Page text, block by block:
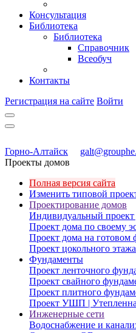
Консультация
Библиотека
Библиотека
Справочник
Всеобуч
Контакты
Регистрация на сайте Войти
Горно-Алтайск
Проекты домов
Полная версия сайта
Изменить типовой
Проектирование домов
Индивидуальный проект
Проект дома по своему
Проект дома на готовом
Проект цокольного этажа
Фундаменты
Проект ленточного
Проект свайного
Проект плитного
Проект УШП |
Инженерные сети
Водоснабжение и